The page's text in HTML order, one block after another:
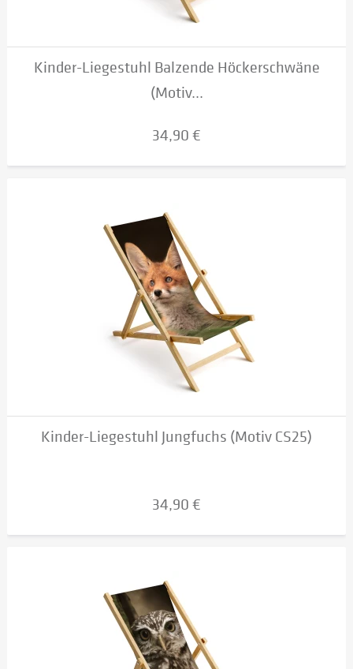
Kinder-Liegestuhl Balzende Höckerschwäne
(Motiv...
34,90 €
Kinder-Liegestuhl Jungfuchs (Motiv CS25)
34,90 €